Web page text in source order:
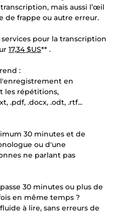
mais aussi l’œil
de frappe ou autre erreur.
pour la transcription
17,34 $US** .
:
en
les répétitions,
.pdf, .docx, .odt, .rtf...
30 minutes et de
ou d'une
ne parlant pas
30 minutes ou plus de
en même temps ?
à lire, sans erreurs de